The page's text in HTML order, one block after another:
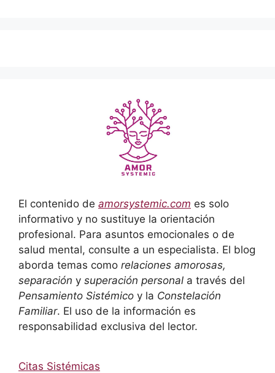
El contenido de amorsystemic.com es solo
informativo y no sustituye la orientación
profesional. Para asuntos emocionales o de
salud mental, consulte a un especialista. El blog
aborda temas como relaciones amorosas,
separación y superación personal a través del
Pensamiento Sistémico y la Constelación
Familiar. El uso de la información es
responsabilidad exclusiva del lector.
Citas Sistémicas